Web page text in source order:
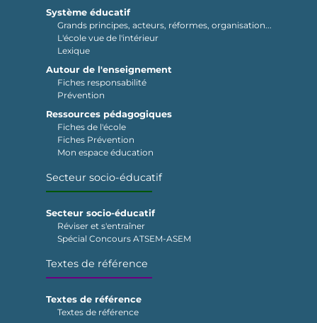
Système éducatif
Grands principes, acteurs, réformes, organisation...
L'école vue de l'intérieur
Lexique
Autour de l'enseignement
Fiches responsabilité
Prévention
Ressources pédagogiques
Fiches de l'école
Fiches Prévention
Mon espace éducation
Secteur socio-éducatif
Secteur socio-éducatif
Réviser et s'entraîner
Spécial Concours ATSEM-ASEM
Textes de référence
Textes de référence
Textes de référence